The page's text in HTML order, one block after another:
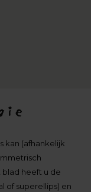
kan (afhankelijk
heeft u de
of superellips) en